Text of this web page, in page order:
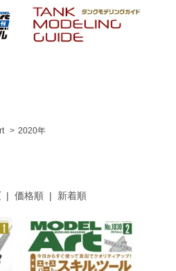
> 2020年
|価格順 | 新着順